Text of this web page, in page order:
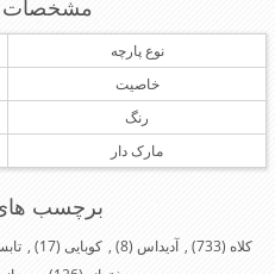
نوع پارچه
خاصیت
رنگ
مارک دار
برچسب
کلاه (733)
, آدیداس (8)
, کوبایی (17)
,